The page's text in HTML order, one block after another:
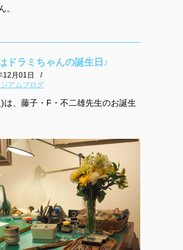
。
ドラミちゃんの誕生日♪
12月01日
/
ジアムブログ
は、藤子・F・不二雄先生のお誕生